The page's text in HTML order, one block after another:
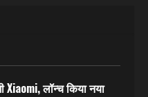
Xiaomi, लॉन्च किया नया